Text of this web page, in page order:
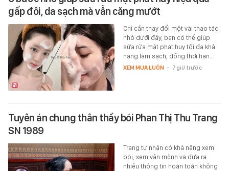
gấp đôi, da sạch mà vẫn căng mướt
Chỉ cần thay đổi một vài thao tác
nhỏ dưới đây, bạn có thể giúp
sữa rửa mặt phát huy tối đa khả
năng làm sạch, đồng thời hạn…
XEM MUA LUÔN - 7 giờ trước
Tuyên án chung thân thầy bói Phan Thị Thu Trang
SN 1989
Trang tự nhận có khả năng xem
bói, xem vận mệnh và đưa ra
nhiều thông tin hoàn toàn không